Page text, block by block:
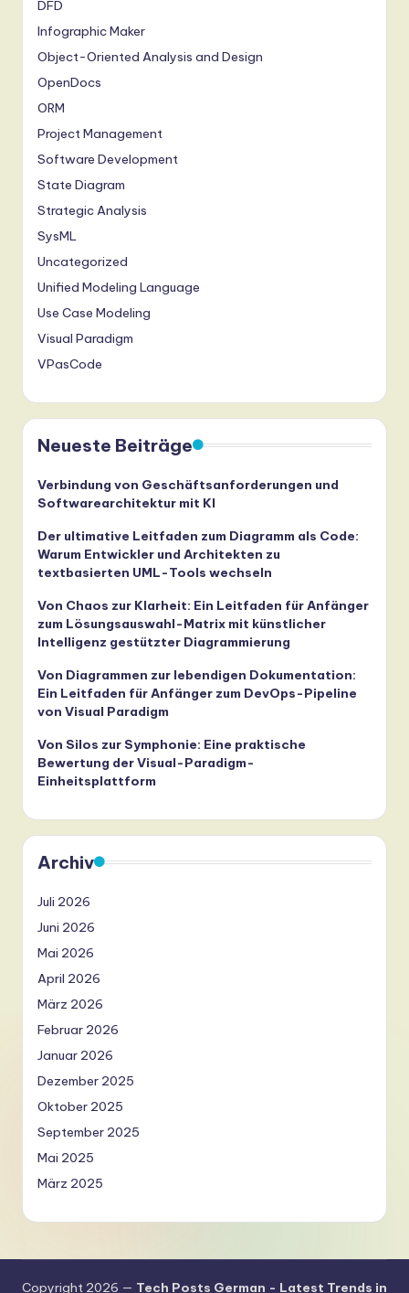
DFD
Infographic Maker
Object-Oriented Analysis and Design
OpenDocs
ORM
Project Management
Software Development
State Diagram
Strategic Analysis
SysML
Uncategorized
Unified Modeling Language
Use Case Modeling
Visual Paradigm
VPasCode
Neueste Beiträge
Verbindung von Geschäftsanforderungen und
Softwarearchitektur mit KI
Der ultimative Leitfaden zum Diagramm als Code:
Warum Entwickler und Architekten zu
textbasierten UML-Tools wechseln
Von Chaos zur Klarheit: Ein Leitfaden für Anfänger
zum Lösungsauswahl-Matrix mit künstlicher
Intelligenz gestützter Diagrammierung
Von Diagrammen zur lebendigen Dokumentation:
Ein Leitfaden für Anfänger zum DevOps-Pipeline
von Visual Paradigm
Von Silos zur Symphonie: Eine praktische
Bewertung der Visual-Paradigm-
Einheitsplattform
Archiv
Juli 2026
Juni 2026
Mai 2026
April 2026
März 2026
Februar 2026
Januar 2026
Dezember 2025
Oktober 2025
September 2025
Mai 2025
März 2025
Copyright 2026 — Tech Posts German - Latest Trends in